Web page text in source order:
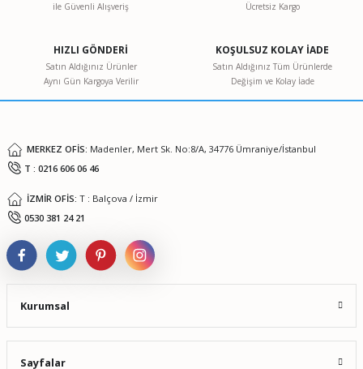
Ürün resmi kalitesiz, bozuk veya görüntülenemiyor.
Ürün bilgilerinde hatalar bulunuyor.
Ürün fiyatı diğer sitelerden daha pahalı.
ile Güvenli Alışveriş
Ücretsiz Kargo
HIZLI GÖNDERİ
Satın Aldığınız Ürünler
Aynı Gün Kargoya Verilir
KOŞULSUZ KOLAY İADE
Satın Aldığınız Tüm Ürünlerde
Değişim ve Kolay İade
MERKEZ OFİS: Madenler, Mert Sk. No:8/A, 34776 Ümraniye/İstanbul
T : 0216 606 06 46
İZMİR OFİS: T : Balçova / İzmir
0530 381 24 21
Kurumsal
Sayfalar